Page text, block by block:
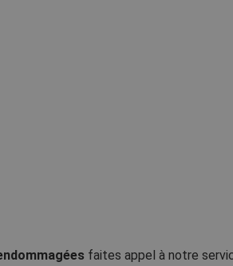
faites appel à notre